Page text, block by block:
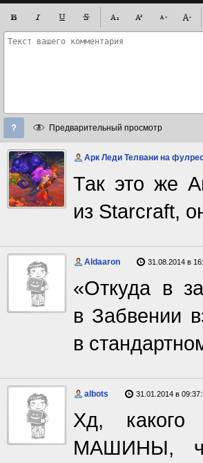
Предварительный просмотр
Арк Леди Телвани на
Так это же
из Starcraft,
Aldaaron 31.08.2014 в
«Откуда в
в Забвении
в
albots 31.01.2014 в
Хд, какого
МАШИНЫ,